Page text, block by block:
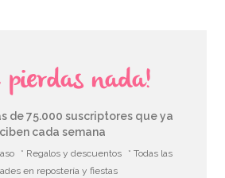
pierdas nada!
de 75.000 suscriptores que ya
cada semana
* Regalos y descuentos
* Todas las
en repostería y fiestas